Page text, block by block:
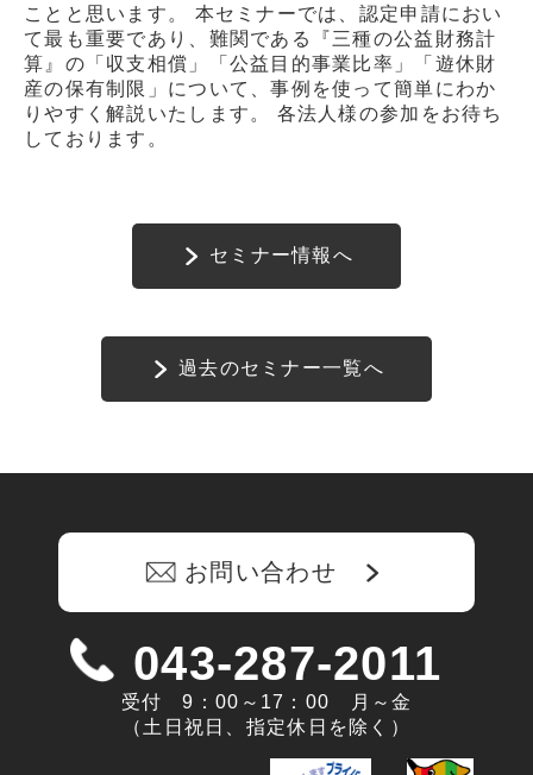
ことと思います。 本セミナーでは、認定申請におい
て最も重要であり、難関である『三種の公益財務計
算』の「収支相償」「公益目的事業比率」「遊休財
産の保有制限」について、事例を使って簡単にわか
りやすく解説いたします。 各法人様の参加をお待ち
しております。
セミナー情報へ
過去のセミナー一覧へ
お問い合わせ
043-287-2011
受付 9：00～17：00 月～金
（土日祝日、指定休日を除く）